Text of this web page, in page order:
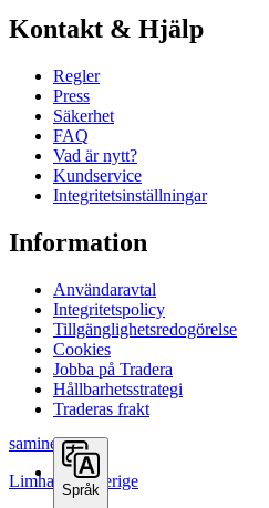
samines
Limhamn,Sverige
Kontakt & Hjälp
Regler
Press
Säkerhet
FAQ
Vad är nytt?
Kundservice
Integritetsinställningar
Information
Användaravtal
Integritetspolicy
Tillgänglighetsredogörelse
Cookies
Jobba på Tradera
Hållbarhetsstrategi
Traderas frakt
Språk